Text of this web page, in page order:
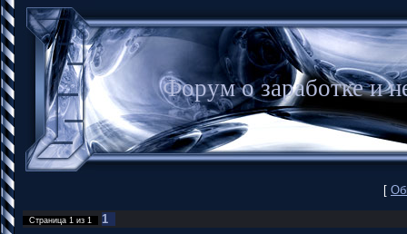
Форум о заработке
[
Страница 1 из 1 1